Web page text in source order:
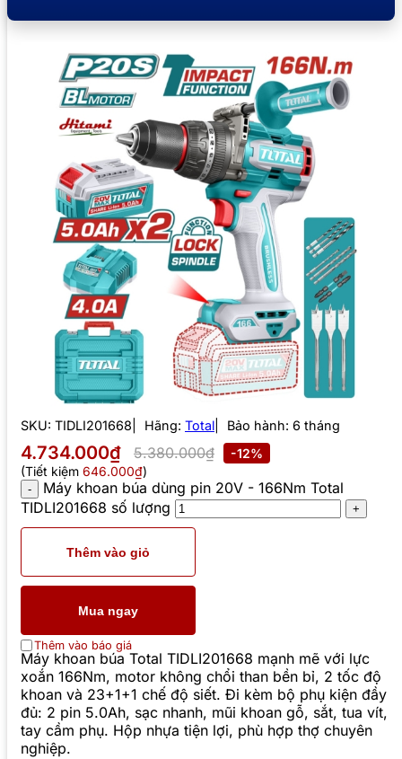
SKU: TIDLI201668 Hãng: Total Bảo hành: 6 tháng
4.734.000₫ 5.380.000₫
-12%
(Tiết kiệm 646.000₫)
Máy khoan búa dùng pin 20V - 166Nm Total
TIDLI201668 số lượng
Thêm vào giỏ
Mua ngay
Thêm vào báo giá
Máy khoan búa Total TIDLI201668 mạnh mẽ với lực
xoắn 166Nm, motor không chổi than bền bỉ, 2 tốc độ
khoan và 23+1+1 chế độ siết. Đi kèm bộ phụ kiện đầy
đủ: 2 pin 5.0Ah, sạc nhanh, mũi khoan gỗ, sắt, tua vít,
tay cầm phụ. Hộp nhựa tiện lợi, phù hợp thợ chuyên
nghiệp.